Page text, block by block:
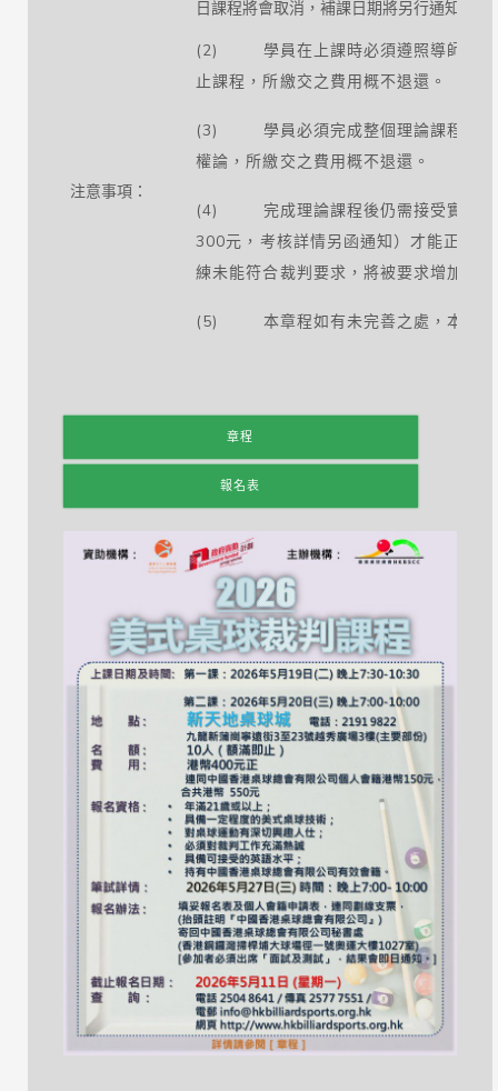
注意事項：
日課程將會取消，補課日期將另行通知。
(2) 學員在上課時必須遵照導師指導
止課程，所繳交之費用概不退還。
(3) 學員必須完成整個理論課程才可
權論，所繳交之費用概不退還。
(4) 完成理論課程後仍需接受實習訓
300元，考核詳情另函通知）才能正式
練未能符合裁判要求，將被要求增加實
(5) 本章程如有未完善之處，本會有
章程
報名表